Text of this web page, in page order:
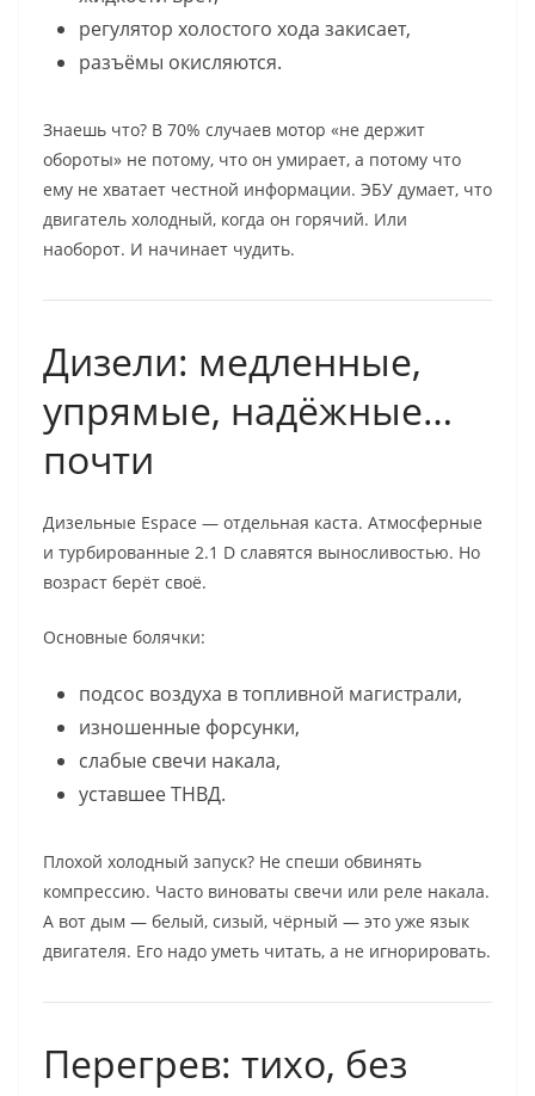
регулятор холостого хода закисает,
разъёмы окисляются.
Знаешь что? В 70% случаев мотор «не держит
обороты» не потому, что он умирает, а потому что
ему не хватает честной информации. ЭБУ думает, что
двигатель холодный, когда он горячий. Или
наоборот. И начинает чудить.
Дизели: медленные,
упрямые, надёжные…
почти
Дизельные Espace — отдельная каста. Атмосферные
и турбированные 2.1 D славятся выносливостью. Но
возраст берёт своё.
Основные болячки:
подсос воздуха в топливной магистрали,
изношенные форсунки,
слабые свечи накала,
уставшее ТНВД.
Плохой холодный запуск? Не спеши обвинять
компрессию. Часто виноваты свечи или реле накала.
А вот дым — белый, сизый, чёрный — это уже язык
двигателя. Его надо уметь читать, а не игнорировать.
Перегрев: тихо, без